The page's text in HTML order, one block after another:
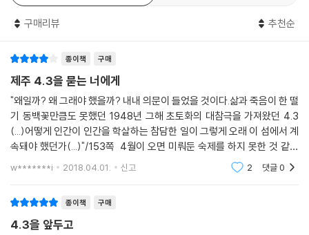
구매리뷰 추천순
종이책 구매
제주 4.3을 묻는 너에게
"왜일까? 왜 그래야 했을까? 내내 의문이 들었을 것이다.삶과 죽음이 한 떨
기 동백꽃만큼도 못했던 1948년 그해 초토화의 대참극을 가져왔던 4.3
(...)어떻게 인간이 인간을 학살하는 참담한 일이 그렇게 오래 이 섬에서 계
속돼야 했던가(...)"/153쪽 4월이 오면 미뤄둔 숙제를 하지 못한 것 같아
마음 한켠이 언제나 불편했다.올해는 기필코 한 권이라도 읽어야지 라고
w*******i 2018.04.01. 신고 2 댓글0
종이책 구매
4.3을 앞두고